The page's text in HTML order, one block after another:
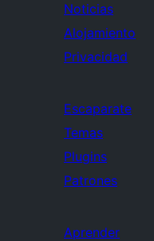
Noticias
Alojamiento
Privacidad
Escaparate
Temas
Plugins
Patrones
Aprender